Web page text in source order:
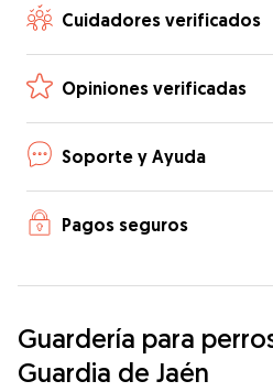
Cuidadores verificados
Opiniones verificadas
Soporte y Ayuda
Pagos seguros
Guardería para
Guardia de Jaén